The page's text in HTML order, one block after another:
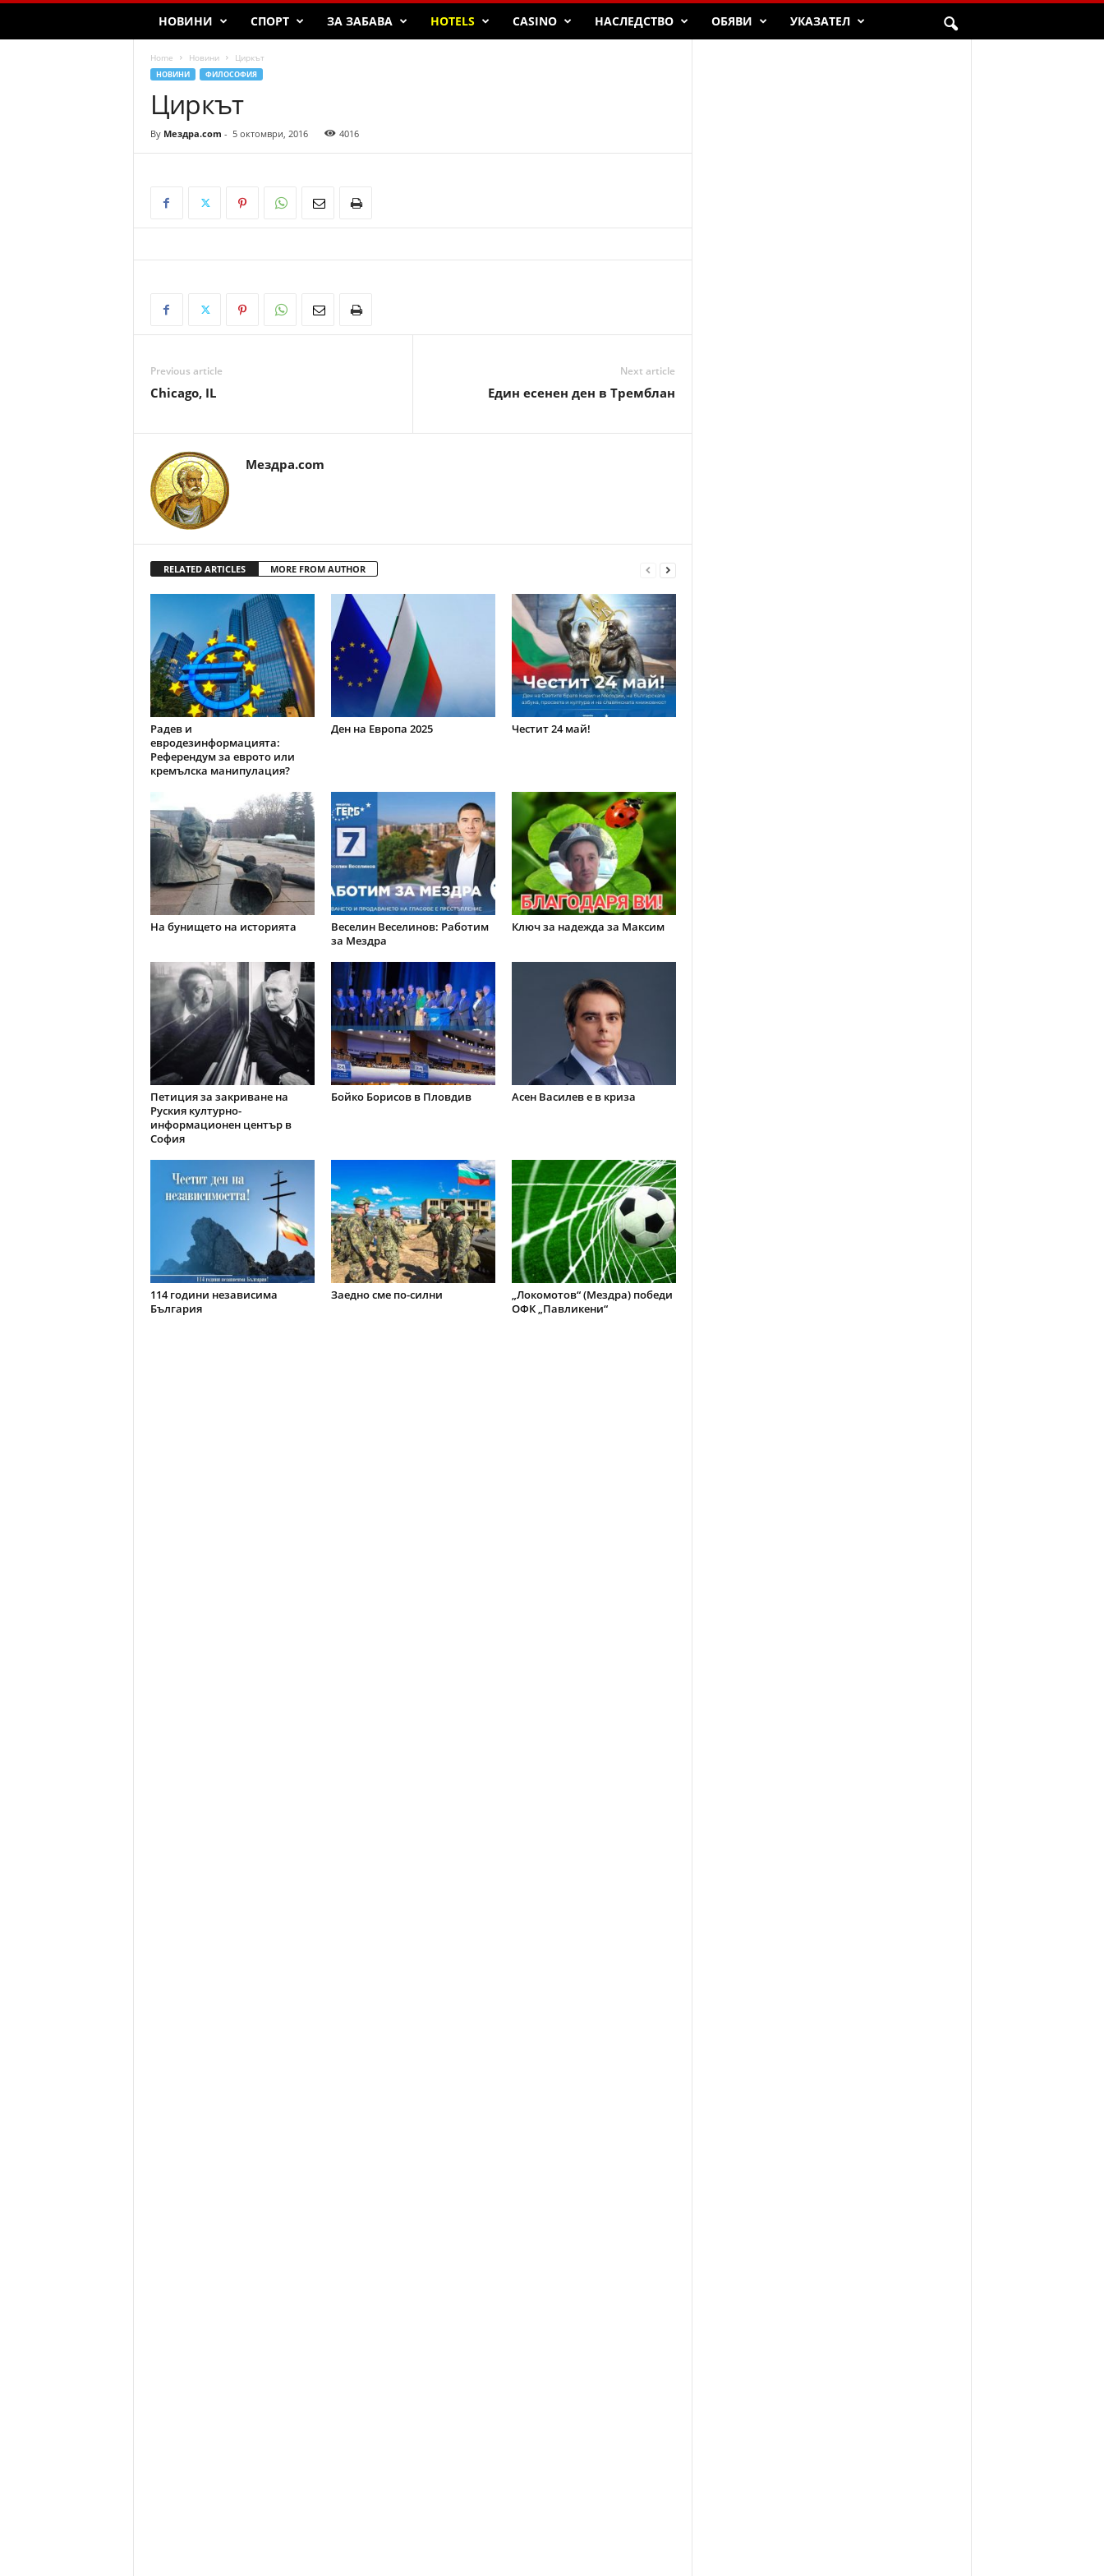
НОВИНИ СПОРТ ЗА ЗАБАВА HOTELS CASINO НАСЛЕДСТВО ОБЯВИ УКАЗАТЕЛ
Home Новини Циркът
НОВИНИ ФИЛОСОФИЯ
Циркът
By Мездра.com - 5 октомври, 2016 4016
Previous article
Chicago, IL
Next article
Един есенен ден в Тремблан
Мездра.com
RELATED ARTICLES MORE FROM AUTHOR
Радев и
евродезинформацията:
Референдум за еврото или
кремълска манипулация?
Ден на Европа 2025 Честит 24 май!
На бунището на историята
Веселин Веселинов: Работим
за Мездра
Ключ за надежда за Максим
Петиция за закриване на
Руския културно-
информационен център в
София
Бойко Борисов в Пловдив Асен Василев е в криза
114 години независима
България
Заедно сме по-силни
„Локомотов“ (Мездра) победи
ОФК „Павликени“